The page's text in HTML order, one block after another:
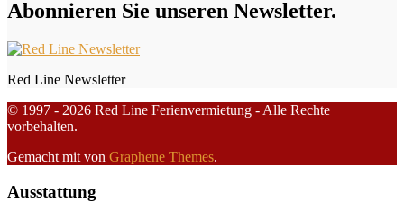
Abonnieren Sie unseren Newsletter.
Red Line Newsletter
© 1997 - 2026 Red Line Ferienvermietung - Alle Rechte
vorbehalten.
Gemacht mit von Graphene Themes.
Ausstattung